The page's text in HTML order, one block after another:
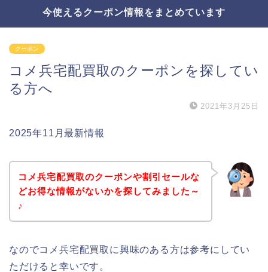
今使えるクーポン情報をまとめています
クーポン
コメ兵宅配買取のクーポンを探してい
る方へ
2021年3月25日
2025年11月最新情報
コメ兵宅配買取のクーポンや割引セールな
どお得な情報がないかを探してみました～
♪
なのでコメ兵宅配買取に興味のある方は参考にしてい
ただけると幸いです。